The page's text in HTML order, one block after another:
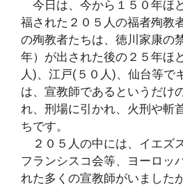
今日は、今から１５０年ほ
福された２０５人の福者殉教
の殉教者たちは、徳川家康の
年）が出された後の２５年ほ
人)、江戸(５０人)、仙台等で
は、宣教師であるというだけ
れ、刑場に引かれ、火刑や斬
ちです。
２０５人の中には、イエズ
フランシスコ会等、ヨーロッ
れた多くの宣教師がいました